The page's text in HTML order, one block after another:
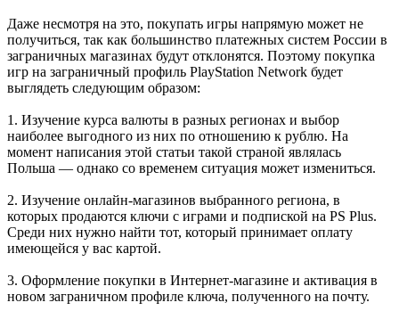
Даже несмотря на это, покупать игры напрямую может не
получиться, так как большинство платежных систем России в
заграничных магазинах будут отклонятся. Поэтому покупка
игр на заграничный профиль PlayStation Network будет
выглядеть следующим образом:
1. Изучение курса валюты в разных регионах и выбор
наиболее выгодного из них по отношению к рублю. На
момент написания этой статьи такой страной являлась
Польша — однако со временем ситуация может измениться.
2. Изучение онлайн-магазинов выбранного региона, в
которых продаются ключи с играми и подпиской на PS Plus.
Среди них нужно найти тот, который принимает оплату
имеющейся у вас картой.
3. Оформление покупки в Интернет-магазине и активация в
новом заграничном профиле ключа, полученного на почту.